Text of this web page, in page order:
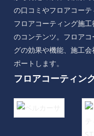
の口コミやフロアコーテ
フロアコーティング施
のコンテンツ。フロア
グの効果や機能、施工
ポートします。
フロアコーティン